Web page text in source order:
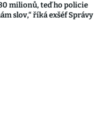
milionů, teď ho policie
slov,“ říká exšéf Správy